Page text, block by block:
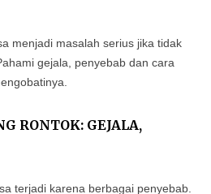
RONTOK: GEJALA,